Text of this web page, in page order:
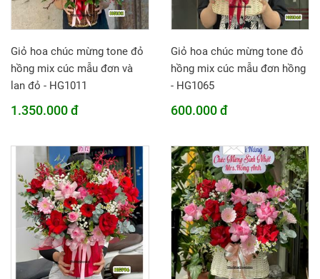
Giỏ hoa chúc mừng tone đỏ
hồng mix cúc mẫu đơn và
lan đỏ - HG1011
1.350.000 đ
Giỏ hoa chúc mừng tone đỏ
hồng mix cúc mẫu đơn hồng
- HG1065
600.000 đ